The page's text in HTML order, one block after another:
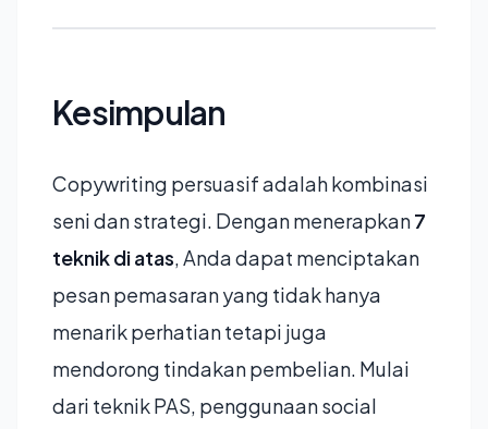
Kesimpulan
Copywriting persuasif adalah kombinasi
seni dan strategi. Dengan menerapkan7
teknik di atas, Anda dapat menciptakan
pesan pemasaran yang tidak hanya
menarik perhatian tetapi juga
mendorong tindakan pembelian. Mulai
dari teknik PAS, penggunaan social